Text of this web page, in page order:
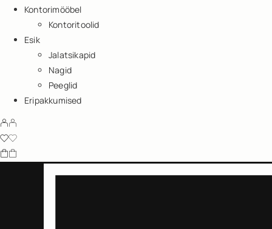
Kontorimööbel
Kontoritoolid
Esik
Jalatsikapid
Nagid
Peeglid
Eripakkumised